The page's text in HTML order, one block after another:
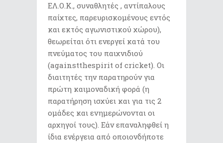
ΕΛ.Ο.Κ., συναθλητές , αντίπαλους
παίχτες, παρευρισκομένους εντός
και εκτός αγωνιστικού χώρου),
θεωρείται ότι ενεργεί κατά του
πνεύματος του παιχνιδιού
(againstthespirit of cricket). Οι
διαιτητές την παρατηρούν για
πρώτη καιμοναδική φορά (η
παρατήρηση ισχύει και για τις 2
ομάδες και ενημερώνονται οι
αρχηγοί τους). Εάν επαναληφθεί η
ίδια ενέργεια από οποιονδήποτε